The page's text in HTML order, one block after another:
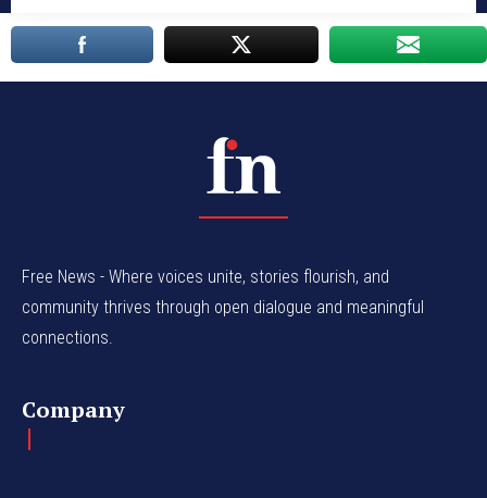
Free News - Where voices unite, stories flourish, and
community thrives through open dialogue and meaningful
connections.
Company